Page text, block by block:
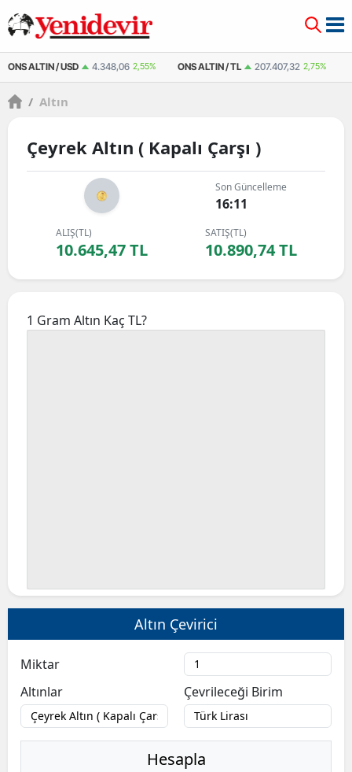
/ USD 4.348,06 2,55% ONS ALTIN / TL 207.407,32 2,75% ÇEYREK
/ Altın
Çeyrek Altın ( Kapalı Çarşı )
Son Güncelleme
16:11
ALIŞ(TL)
10.645,47 TL
SATIŞ(TL)
10.890,74 TL
1 Gram Altın Kaç TL?
Altın Çevirici
Miktar
Altınlar
Çevrileceği Birim
Hesapla